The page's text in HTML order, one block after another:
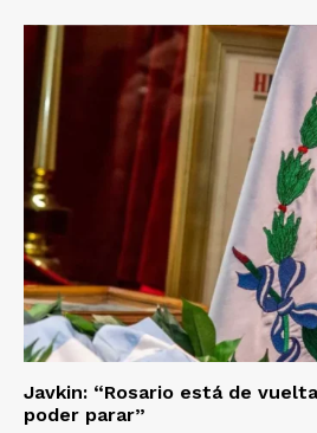
Javkin: “Rosario está de
poder parar”